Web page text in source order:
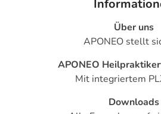
Über uns
APONEO stellt
APONEO
Mit integriertem
Downloads